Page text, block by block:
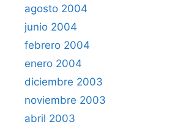
agosto 2004
junio 2004
febrero 2004
enero 2004
diciembre 2003
noviembre 2003
abril 2003